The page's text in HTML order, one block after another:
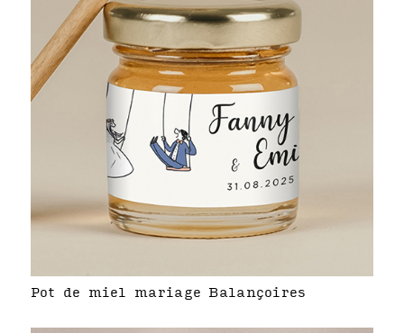
Pot de miel mariage Balançoires